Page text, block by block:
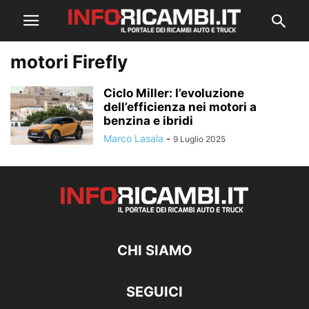
motori Firefly
Ciclo Miller: l’evoluzione
dell’efficienza nei motori a
benzina e ibridi
Marco Lasala - 9 Luglio 2025
CHI SIAMO
SEGUICI